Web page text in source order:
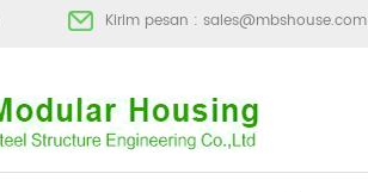
Kirim pesan : sales@mbshouse.com